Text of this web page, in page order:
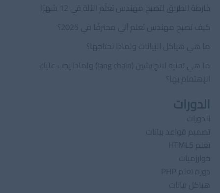
خارطة الطريق لتصبح مهندس تعلّم الآلة في 12 شهرًا
كيف تصبح مهندس تعلم آلي محترفًا في 2025؟
ما هي هياكل البيانات ولماذا نحتاجها؟
ما هي تقنية لانج تشين (lang chain) ولماذا يجب عليك
الإهتمام بها؟
الدورات
الدورات
تصميم قواعد بيانات
تعلم HTML5
خوارزميات
دورة تعلم PHP
هياكل بيانات